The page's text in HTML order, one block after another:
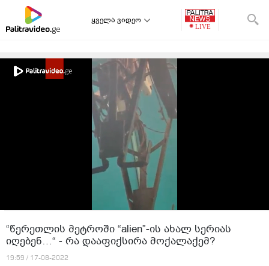
ყველა ვიდეო
“წერეთლის მეტროში “alien”-ის ახალ სერიას
იღებენ…“ - რა დააფიქსირა მოქალაქემ?
19:59 / 17-08-2022